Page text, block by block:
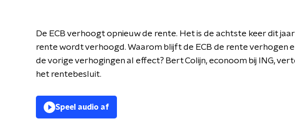
De ECB verhoogt opnieuw de rente. Het is de achtste keer dit
rente wordt verhoogd. Waarom blijft de ECB de rente verhogen
de vorige verhogingen al effect? Bert Colijn, econoom bij ING,
het rentebesluit.
Speel audio af